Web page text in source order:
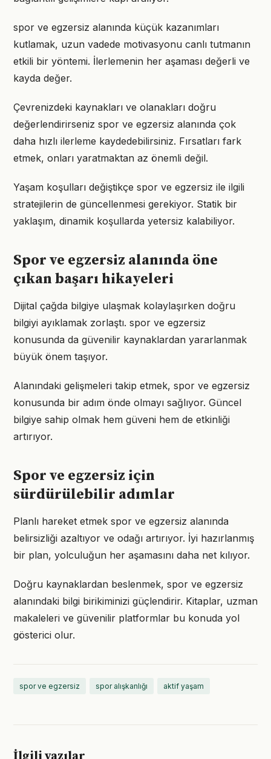
spor ve egzersiz alanında küçük kazanımları
kutlamak, uzun vadede motivasyonu canlı tutmanın
etkili bir yöntemi. İlerlemenin her aşaması değerli ve
kayda değer.
Çevrenizdeki kaynakları ve olanakları doğru
değerlendirirseniz spor ve egzersiz alanında çok
daha hızlı ilerleme kaydedebilirsiniz. Fırsatları fark
etmek, onları yaratmaktan az önemli değil.
Yaşam koşulları değiştikçe spor ve egzersiz ile ilgili
stratejilerin de güncellenmesi gerekiyor. Statik bir
yaklaşım, dinamik koşullarda yetersiz kalabiliyor.
Spor ve egzersiz alanında öne
çıkan başarı hikayeleri
Dijital çağda bilgiye ulaşmak kolaylaşırken doğru
bilgiyi ayıklamak zorlaştı. spor ve egzersiz
konusunda da güvenilir kaynaklardan yararlanmak
büyük önem taşıyor.
Alanındaki gelişmeleri takip etmek, spor ve egzersiz
konusunda bir adım önde olmayı sağlıyor. Güncel
bilgiye sahip olmak hem güveni hem de etkinliği
artırıyor.
Spor ve egzersiz için
sürdürülebilir adımlar
Planlı hareket etmek spor ve egzersiz alanında
belirsizliği azaltıyor ve odağı artırıyor. İyi hazırlanmış
bir plan, yolculuğun her aşamasını daha net kılıyor.
Doğru kaynaklardan beslenmek, spor ve egzersiz
alanındaki bilgi birikiminizi güçlendirir. Kitaplar, uzman
makaleleri ve güvenilir platformlar bu konuda yol
gösterici olur.
spor ve egzersiz spor alışkanlığı aktif yaşam